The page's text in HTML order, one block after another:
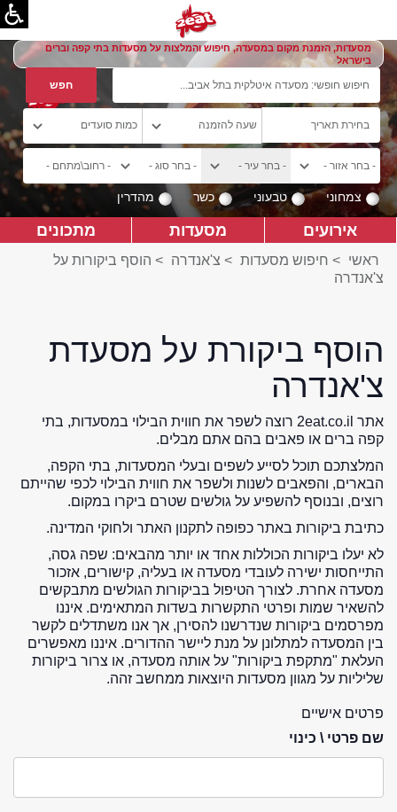
מסעדות, הזמנת מקום במסעדה, חיפוש והמלצות על מסעדות בתי קפה וברים
בישראל
צמחוני טבעוני כשר מהדרין
אירועים מסעדות מתכונים
ראשי > חיפוש מסעדות > צ'אנדרה > הוסף ביקורות על
צ'אנדרה
הוסף ביקורת על מסעדת
צ'אנדרה
אתר 2eat.co.il רוצה לשפר את חווית הבילוי במסעדות, בתי
קפה ברים או פאבים בהם אתם מבלים.
המלצתכם תוכל לסייע לשפים ובעלי המסעדות, בתי הקפה,
הבארים, והפאבים לשנות ולשפר את חווית הבילוי לכפי שהייתם
רוצים, ובנוסף להשפיע על גולשים שטרם ביקרו במקום.
כתיבת ביקורות באתר כפופה לתקנון האתר ולחוקי המדינה.
לא יעלו ביקורות הכוללות אחד או יותר מהבאים: שפה גסה,
התייחסות ישירה לעובדי מסעדה או בעליה, קישורים, אזכור
מסעדה אחרת. לצורך הטיפול בביקורות הגולשים מתבקשים
להשאיר שמות ופרטי התקשרות בשדות המתאימים. איננו
מפרסמים ביקורות שנדרשנו להסירן, אך אנו משתדלים לקשר
בין המסעדה למתלונן על מנת ליישר ההדורים. איננו מאפשרים
העלאת "מתקפת ביקורות" על אותה מסעדה, או צרור ביקורות
שליליות על מגוון מסעדות היוצאות ממחשב זהה.
פרטים אישיים
שם פרטי \ כינוי